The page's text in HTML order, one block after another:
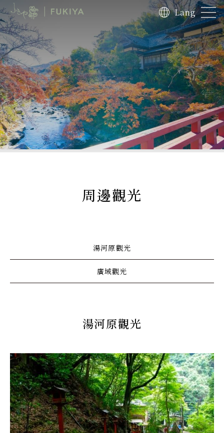
Lang
周邊觀光
湯河原觀光
廣域觀光
湯河原觀光